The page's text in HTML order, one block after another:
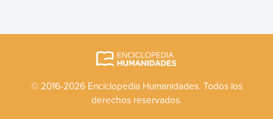
© 2016-2026 Enciclopedia Humanidades. Todos los
derechos reservados.